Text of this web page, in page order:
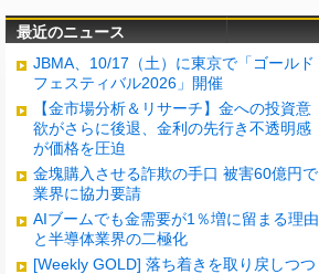
最近のニュース
JBMA、10/17（土）に東京で「ゴールド
フェスティバル2026」開催
【金市場分析＆リサーチ】金への投資意
欲がさらに後退、金利の先行き不透明感
が価格を圧迫
金塊購入させる詐欺の手口 被害60億円で
業界に協力要請
AIブームでも金需要が1％増に留まる理由
と半導体業界の二極化
[Weekly GOLD] 落ち着きを取り戻しつつ